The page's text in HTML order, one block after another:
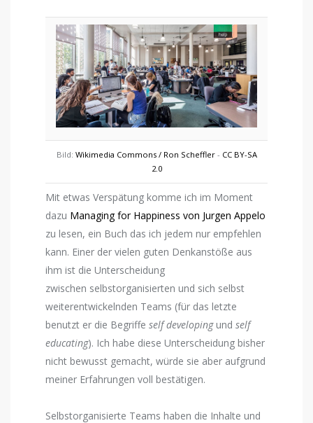
Bild: Wikimedia Commons / Ron Scheffler- CC BY-SA
2.0
Mit etwas Verspätung komme ich im Moment
dazu Managing for Happiness von Jurgen Appelo
zu lesen, ein Buch das ich jedem nur empfehlen
kann. Einer der vielen guten Denkanstöße aus
ihm ist die Unterscheidung
zwischen selbstorganisierten und sich selbst
weiterentwickelnden Teams (für das letzte
benutzt er die Begriffe self developingund self
educating). Ich habe diese Unterscheidung bisher
nicht bewusst gemacht, würde sie aber aufgrund
meiner Erfahrungen voll bestätigen.
Selbstorganisierte Teams haben die Inhalte und